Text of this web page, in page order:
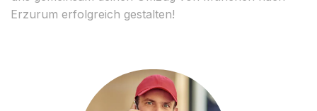
Erzurum erfolgreich gestalten!